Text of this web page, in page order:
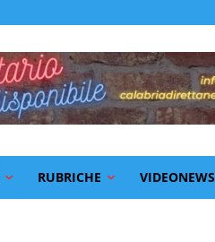
RUBRICHE VIDEONEWS